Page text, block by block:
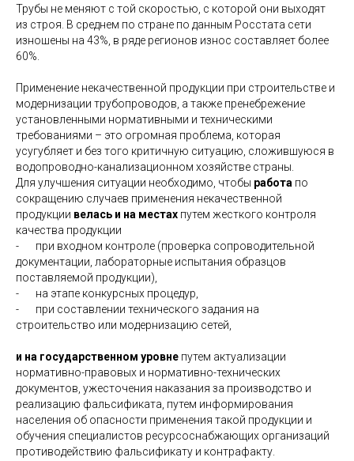
Трубы не меняют с той скоростью, с которой они выходят
из строя. В среднем по стране по данным Росстата сети
изношены на 43%, в ряде регионов износ составляет более
60%.
Применение некачественной продукции при строительстве и
модернизации трубопроводов, а также пренебрежение
установленными нормативными и техническими
требованиями – это огромная проблема, которая
усугубляет и без того критичную ситуацию, сложившуюся в
водопроводно-канализационном хозяйстве страны.
Для улучшения ситуации необходимо, чтобы работа по
сокращению случаев применения некачественной
продукции велась и на местах путем жесткого контроля
качества продукции
- при входном контроле (проверка сопроводительной
документации, лабораторные испытания образцов
поставляемой продукции),
- на этапе конкурсных процедур,
- при составлении технического задания на
строительство или модернизацию сетей,
и на государственном уровне путем актуализации
нормативно-правовых и нормативно-технических
документов, ужесточения наказания за производство и
реализацию фальсификата, путем информирования
населения об опасности применения такой продукции и
обучения специалистов ресурсоснабжающих организаций
противодействию фальсификату и контрафакту.